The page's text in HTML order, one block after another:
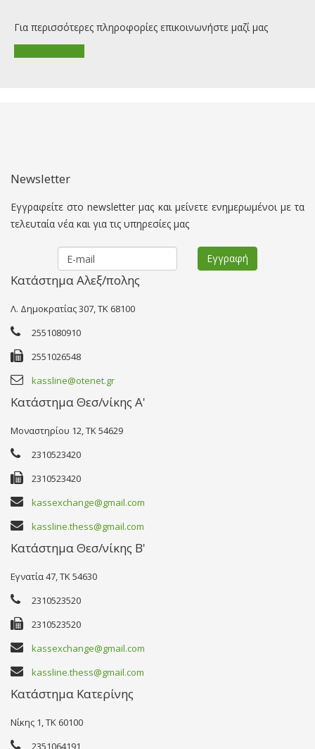
Για περισσότερες πληροφορίες επικοινωνήστε μαζί μας
Newsletter
Εγγραφείτε στο newsletter μας και μείνετε ενημερωμένοι με τα
τελευταία νέα και για τις υπηρεσίες μας
Κατάστημα Αλεξ/πολης
Λ. Δημοκρατίας 307, TK 68100
2551080910
2551026548
kassline@otenet.gr
Κατάστημα Θεσ/νίκης Α'
Μοναστηρίου 12, TK 54629
2310523420
2310523420
kassexchange@gmail.com
kassline.thess@gmail.com
Κατάστημα Θεσ/νίκης Β'
Εγνατία 47, TK 54630
2310523520
2310523520
kassexchange@gmail.com
kassline.thess@gmail.com
Κατάστημα Κατερίνης
Νίκης 1, TK 60100
2351064191